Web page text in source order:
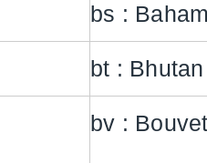
bs :
bt :
bv :